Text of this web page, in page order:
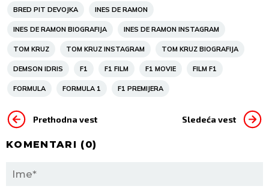
BRED PIT DEVOJKA INES DE RAMON
INES DE RAMON BIOGRAFIJA INES DE RAMON INSTAGRAM
TOM KRUZ TOM KRUZ INSTAGRAM TOM KRUZ BIOGRAFIJA
DEMSON IDRIS F1 F1 FILM F1 MOVIE FILM F1
FORMULA FORMULA 1 F1 PREMIJERA
Prethodna vest Sledeća vest
KOMENTARI (0)